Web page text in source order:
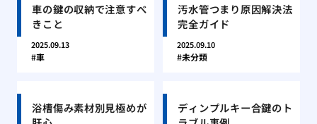
車の鍵の収納で注意すべ
きこと
2025.09.13
車
汚水管つまり原因解決法
完全ガイド
2025.09.10
未分類
浴槽傷み素材別見極めが
ディンプルキー合鍵のト